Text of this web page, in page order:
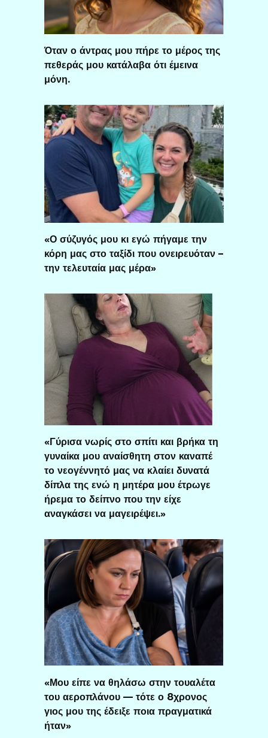
Όταν ο άντρας μου πήρε το μέρος της
πεθεράς μου κατάλαβα ότι έμεινα
μόνη.
«Ο σύζυγός μου κι εγώ πήγαμε την
κόρη μας στο ταξίδι που ονειρευόταν –
την τελευταία μας μέρα»
«Γύρισα νωρίς στο σπίτι και βρήκα τη
γυναίκα μου αναίσθητη στον καναπέ
το νεογέννητό μας να κλαίει δυνατά
δίπλα της ενώ η μητέρα μου έτρωγε
ήρεμα το δείπνο που την είχε
αναγκάσει να μαγειρέψει.»
«Μου είπε να θηλάσω στην τουαλέτα
του αεροπλάνου — τότε ο 8χρονος
γιος μου της έδειξε ποια πραγματικά
ήταν»